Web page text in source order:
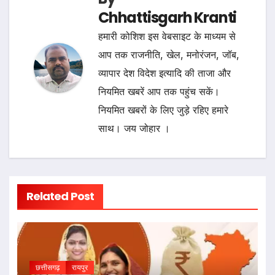
Chhattisgarh Kranti
हमारी कोशिश इस वेबसाइट के माध्यम से
आप तक राजनीति, खेल, मनोरंजन, जॉब,
व्यापार देश विदेश इत्यादि की ताजा और
नियमित खबरें आप तक पहुंच सकें।
नियमित खबरों के लिए जुड़े रहिए हमारे
साथ। जय जोहार ।
Related Post
छत्तीसगढ़ रायपुर